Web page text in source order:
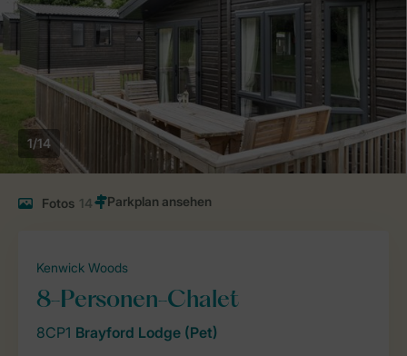
1/14
Fotos 14
Kenwick Woods
8-Personen-Chalet
8CP1 Brayford Lodge (Pet)